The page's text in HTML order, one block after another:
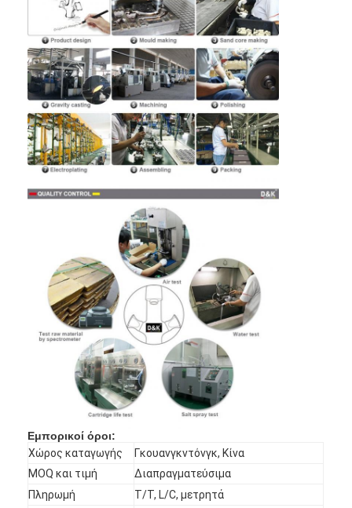
Έξυπνη κλειδαριά πορτών
Κλειδωτήρας πόρτας αποθήκη
Βοηθητικό υλικό πορτών
Κουμπιά πόρτας κυλίνδρων
Τρυβώδεις κλειδαριές
Μεταλλικές συρόμενες κλειδαριές πόρτων
Έξυπνη βρύση νερού
υγειονομικά εμπορεύματα λουτρών
Πίνακες ντους για μπάνιο
Αξεσουάρ μπάνιου
Συγκροτήματα ντουλαπιών μπάνιου
Συσκευές χειραποσκευών
Επανατοποθετήσιμη κλειδαριά συνδυασμού
Εμπορικοί όροι:
Χώρος καταγωγής
Γκουανγκντόνγκ, Κίνα
MOQ και τιμή
Διαπραγματεύσιμα
Πληρωμή
Τ/Τ, L/C, μετρητά